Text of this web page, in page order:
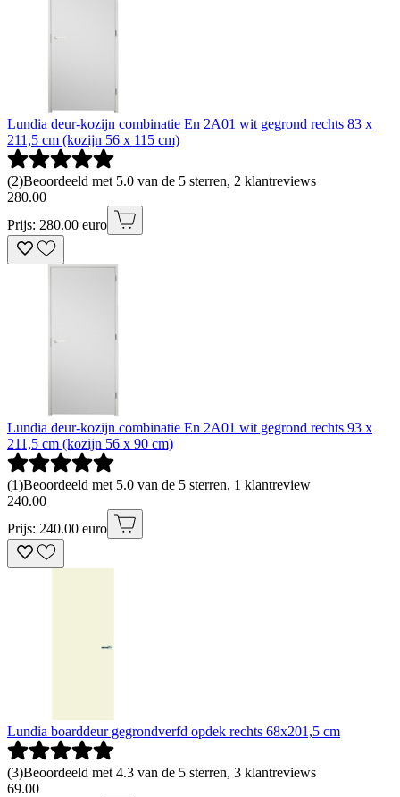
Lundia deur-kozijn combinatie En 2A01 wit gegrond rechts 83 x
211,5 cm (kozijn 56 x 115 cm)
(2)Beoordeeld met 5.0 van de 5 sterren, 2 klantreviews
280.00
Prijs: 280.00 euro
Lundia deur-kozijn combinatie En 2A01 wit gegrond rechts 93 x
211,5 cm (kozijn 56 x 90 cm)
(1)Beoordeeld met 5.0 van de 5 sterren, 1 klantreview
240.00
Prijs: 240.00 euro
Lundia boarddeur gegrondverfd opdek rechts 68x201,5 cm
(3)Beoordeeld met 4.3 van de 5 sterren, 3 klantreviews
69.00